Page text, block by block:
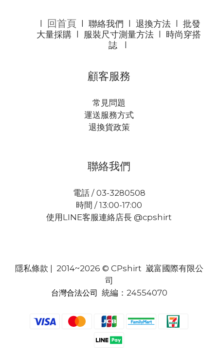
回首頁 聯絡我們 退換方法l 批發
大量採購
服裝尺寸測量方法
時尚穿搭
誌l
顧客服務
常見問題
運送服務方式
退換貨政策
聯絡我們
電話 / 03-3280508
時間 / 13:00-17:00
使用LINE客服連絡店長 @cpshirt
隱私條款 | 2014~2026 © CPshirt 崴富國際有限公
司
台灣合法公司 統編：24554070